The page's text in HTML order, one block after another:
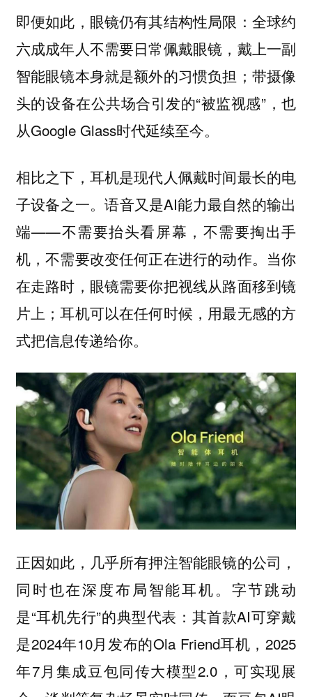
即便如此，眼镜仍有其结构性局限：全球约
六成成年人不需要日常佩戴眼镜，戴上一副
智能眼镜本身就是额外的习惯负担；带摄像
头的设备在公共场合引发的“被监视感”，也
从Google Glass时代延续至今。
相比之下，耳机是现代人佩戴时间最长的电
子设备之一。语音又是AI能力最自然的输出
端——不需要抬头看屏幕，不需要掏出手
机，不需要改变任何正在进行的动作。当你
在走路时，眼镜需要你把视线从路面移到镜
片上；耳机可以在任何时候，用最无感的方
式把信息传递给你。
正因如此，几乎所有押注智能眼镜的公司，
同时也在深度布局智能耳机。字节跳动
是“耳机先行”的典型代表：其首款AI可穿戴
是2024年10月发布的Ola Friend耳机，2025
年7月集成豆包同传大模型2.0，可实现展